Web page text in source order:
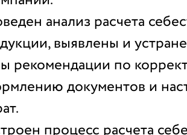
анализ расчета
выявлены и
рекомендации по
документов и
процесс расчета